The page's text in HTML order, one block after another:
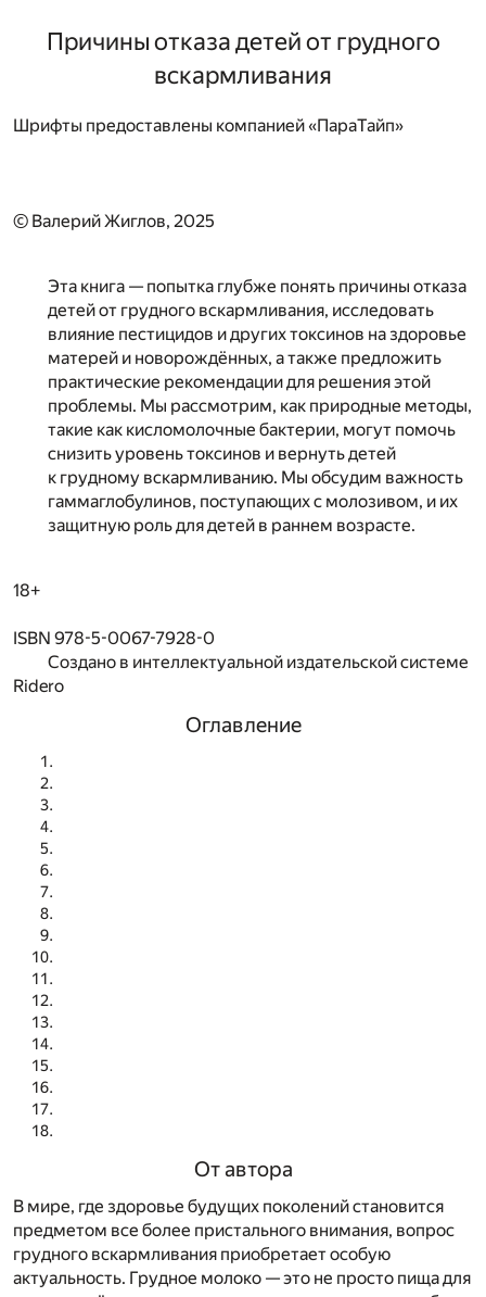
Причины отказа детей от грудного
вскармливания
Шрифты предоставлены компанией «ПараТайп»
© Валерий Жиглов, 2025
Эта книга — попытка глубже понять причины отказа
детей от грудного вскармливания, исследовать
влияние пестицидов и других токсинов на здоровье
матерей и новорождённых, а также предложить
практические рекомендации для решения этой
проблемы. Мы рассмотрим, как природные методы,
такие как кисломолочные бактерии, могут помочь
снизить уровень токсинов и вернуть детей
к грудному вскармливанию. Мы обсудим важность
гаммаглобулинов, поступающих с молозивом, и их
защитную роль для детей в раннем возрасте.
18+
ISBN 978-5-0067-7928-0
Создано в интеллектуальной издательской системе
Ridero
Оглавление
От автора
В мире, где здоровье будущих поколений становится
предметом все более пристального внимания, вопрос
грудного вскармливания приобретает особую
актуальность. Грудное молоко — это не просто пища для